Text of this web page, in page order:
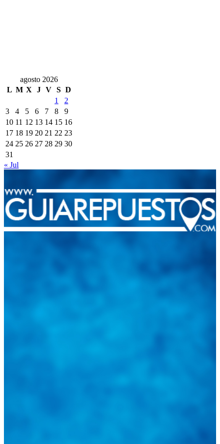
agosto 2026
L M X J V S D
1
2
3
4 5 6 7 8
9
10 11 12 13 14 15 16
17 18 19 20 21 22 23
24 25 26 27 28 29 30
31
« Jul
locales, nacionales e internacionales.